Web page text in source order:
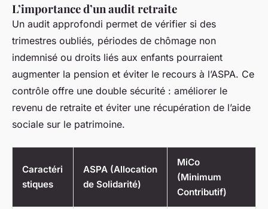
L’importance d’un audit retraite
Un audit approfondi permet de vérifier si des
trimestres oubliés, périodes de chômage non
indemnisé ou droits liés aux enfants pourraient
augmenter la pension et éviter le recours à l’ASPA. Ce
contrôle offre une double sécurité : améliorer le
revenu de retraite et éviter une récupération de l’aide
sociale sur le patrimoine.
Caractéri
stiques
ASPA (Allocation
de Solidarité)
MiCo
(Minimum
Contributif)